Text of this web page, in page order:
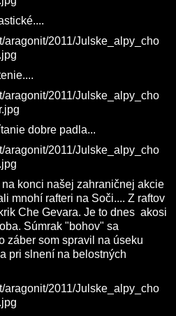
dobre padla...
konci našej zahraničnej akcie
mnohí rafteri na Soči.... Z raftov
Che Gevara. Je to dnes akosi
Súmrak "bohov" sa
záber som spravil na úseku
pri slnení na belostných